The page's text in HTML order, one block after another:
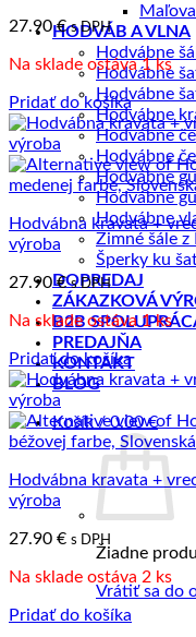
HODVÁB A VLNA
Hodvábne
Hodvábne
Hodvábne
Hodvábne
Hodvábne
Hodvábne
Hodvábne
Hodvábne
Hodvábne
Zimné šále
Šperky ku
DOPREDAJ
ZÁKAZKOVÁ
B2B
PREDAJŇA
KONTAKT
BLOG
Košík /0.00€
Žiadne
Vrátiť sa do
27.90€ s DPH
Na sklade ostáva 1 ks
Pridať do košíka
Hodvábna kravata +
výroba
27.90€ s DPH
Na sklade ostáva 1 ks
Pridať do košíka
Hodvábna kravata +
výroba
27.90 € s DPH
Na sklade ostáva 2 ks
Pridať do košíka